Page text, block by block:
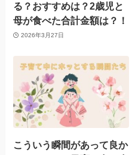
る？おすすめは？2歳児と
母が食べた合計金額は？！
2026年3月27日
こういう瞬間があって良か